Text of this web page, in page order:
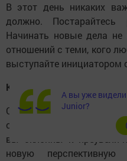
В этот день никаких
должно. Постарайтесь
Начинать новые дела не
отношений с теми, кого
выступайте инициатором
Козерог
Сегодня вам вряд ли
ситуацию и вероятные
вы склонны к
новую перспективную
А вы уже
Junior?